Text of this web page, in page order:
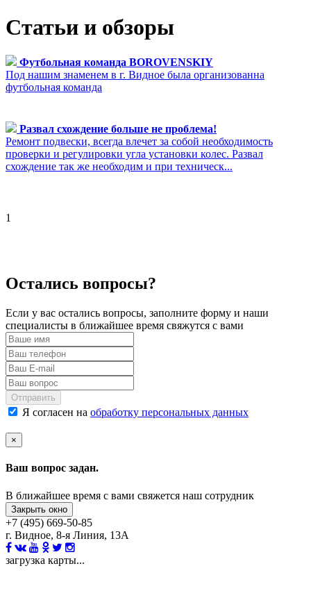
Статьи и обзоры
Футбольная команда BOROVENSKIY
Под нашим знаменем в г. Видное была организованна
футбольная команда
Развал схождение больше не проблема!
Ремонт подвески, всегда влечет за собой необходимость
проверки и регулировки угла установки колес. Развал
схождение так же необходим и при техническ...
1
Остались вопросы?
Если у вас остались вопросы, заполните форму и наши
специалисты в ближайшее время свяжутся с вами
Отправить
Я согласен на обработку персональных данных
×
Ваш вопрос задан.
В ближайшее время с вами свяжется наш сотрудник
Закрыть окно
+7 (495) 669-50-85
г. Видное, 8-я Линия, 13А
загрузка карты...